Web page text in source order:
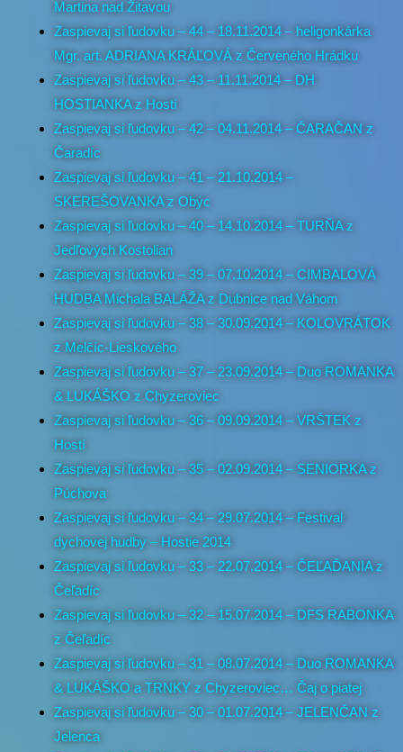
Martina nad Žitavou
Zaspievaj si ľudovku – 44 – 18.11.2014 – heligonkárka
Mgr. art. ADRIANA KRÁĽOVÁ z Červeného Hrádku
Zaspievaj si ľudovku – 43 – 11.11.2014 – DH
HOSTIANKA z Hostí
Zaspievaj si ľudovku – 42 – 04.11.2014 – ČARAČAN z
Čaradíc
Zaspievaj si ľudovku – 41 – 21.10.2014 –
SKEREŠOVANKA z Obýc
Zaspievaj si ľudovku – 40 – 14.10.2014 – TURŇA z
Jedľových Kostolian
Zaspievaj si ľudovku – 39 – 07.10.2014 – CIMBALOVÁ
HUDBA Michala BALÁŽA z Dubnice nad Váhom
Zaspievaj si ľudovku – 38 – 30.09.2014 – KOLOVRÁTOK
z Melčíc-Lieskového
Zaspievaj si ľudovku – 37 – 23.09.2014 – Duo ROMANKA
& LUKÁŠKO z Chyzeroviec
Zaspievaj si ľudovku – 36 – 09.09.2014 – VRŠTEK z
Hostí
Zaspievaj si ľudovku – 35 – 02.09.2014 – SENIORKA z
Púchova
Zaspievaj si ľudovku – 34 – 29.07.2014 – Festival
dychovej hudby – Hostie 2014
Zaspievaj si ľudovku – 33 – 22.07.2014 – ČEĽAĎANIA z
Čeľadíc
Zaspievaj si ľudovku – 32 – 15.07.2014 – DFS RABONKA
z Čeľadíc
Zaspievaj si ľudovku – 31 – 08.07.2014 – Duo ROMANKA
& LUKÁŠKO a TRNKY z Chyzeroviec… Čaj o piatej
Zaspievaj si ľudovku – 30 – 01.07.2014 – JELENČAN z
Jelenca